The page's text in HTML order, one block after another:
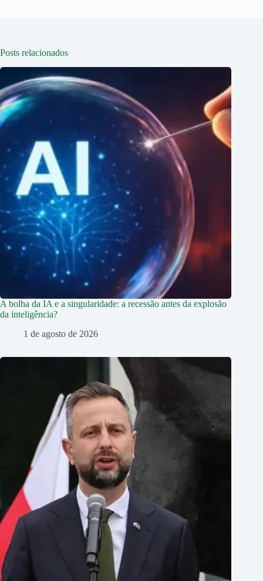
Posts relacionados
A bolha da IA e a singularidade: a recessão antes da explosão
da inteligência?
1 de agosto de 2026